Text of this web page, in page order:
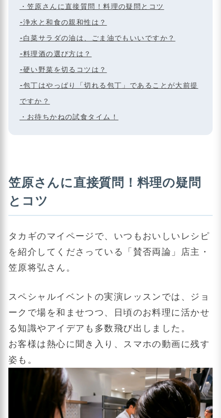
・笠原さんに直接質問！料理の疑問とコツ
-浄水と和食の親和性は？
-白菜サラダの油は、ごま油でもいいですか？
-料理酒の選び方は？
-硬い野菜を切るコツは？
-包丁はやっぱり「切れる包丁」であることが大前提
ですか？
・お待ちかねの試食タイム！
笠原さんに直接質問！料理の疑問
とコツ
タカギのマイページで、いつもおいしいレシピ
を紹介してくださっている「賛否両論」店主・
笠原将弘さん。
スペシャルイベントの実演レッスンでは、ジョ
ークで場を和ませつつ、日頃のお料理に活かせ
る知識やアイデアも多数飛び出しました。
お客様は熱心に聞き入り、スマホの動画に残す
姿も。